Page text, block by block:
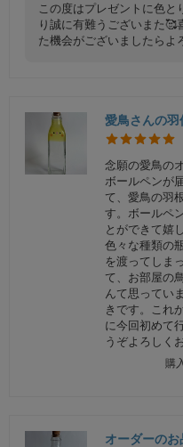
この度はプレゼントに色と
り誠に有難うございまた
た機会がございましたらよ
愛鳥さんの
念願の愛鳥の
ボールペンが
て、愛鳥の羽
す。ボールペ
とができて嬉
色々な種類の
を渡ってしま
て、お部屋の
んて思ってい
きです。これ
に今回初めて
うぞよろしく
オーダーのお